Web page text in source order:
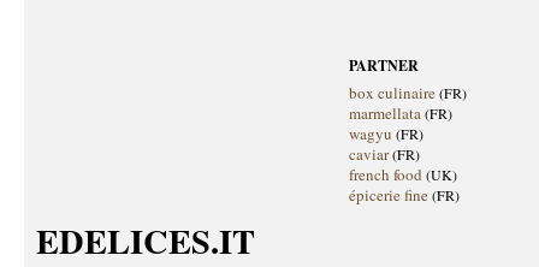
PARTNER
box culinaire(FR)
marmellata(FR)
wagyu (FR)
caviar(FR)
french food (UK)
épicerie fine(FR)
EDELICES.IT